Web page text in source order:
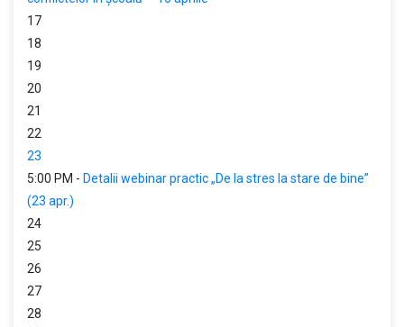
17
18
19
20
21
22
23
5:00 PM - Detalii webinar practic „De la stres la stare de bine”
(23 apr.)
24
25
26
27
28